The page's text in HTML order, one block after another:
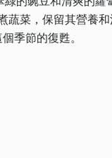
蔬菜，保留其營養
季節的復甦。